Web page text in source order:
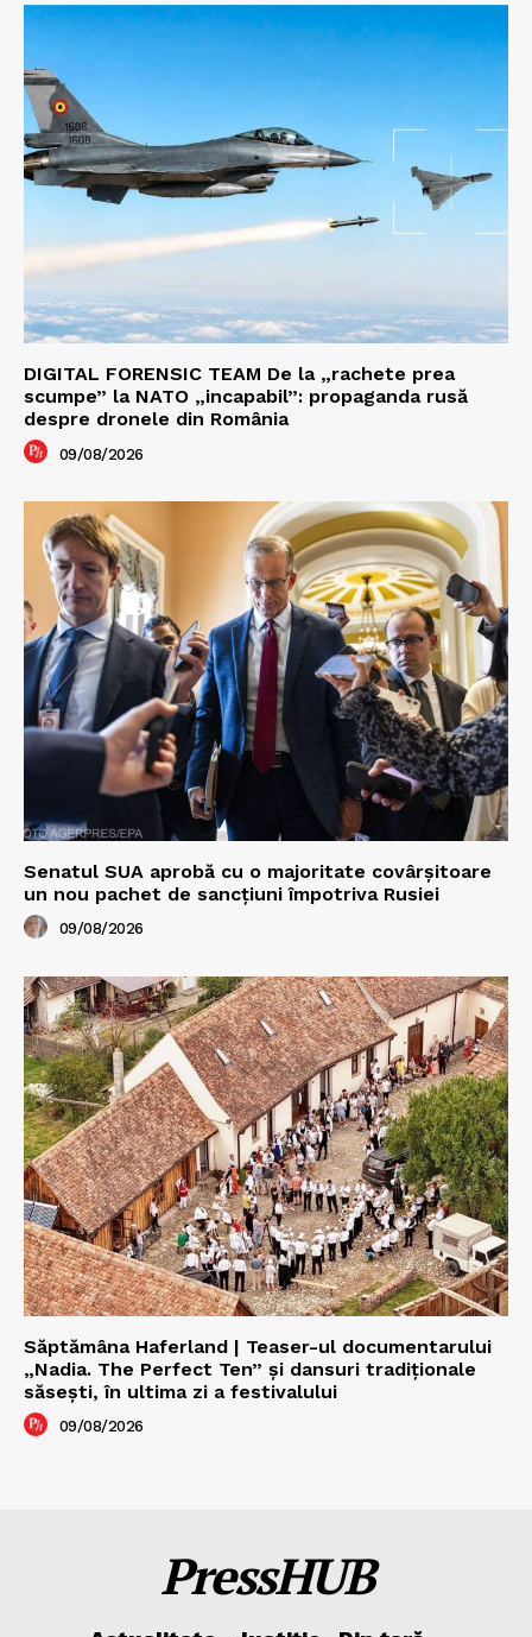
DIGITAL FORENSIC TEAM De la „rachete prea
scumpe” la NATO „incapabil”: propaganda rusă
despre dronele din România
09/08/2026
Senatul SUA aprobă cu o majoritate covârșitoare
un nou pachet de sancțiuni împotriva Rusiei
09/08/2026
Săptămâna Haferland | Teaser-ul documentarului
„Nadia. The Perfect Ten” şi dansuri tradiţionale
săseşti, în ultima zi a festivalului
09/08/2026
PressHUB